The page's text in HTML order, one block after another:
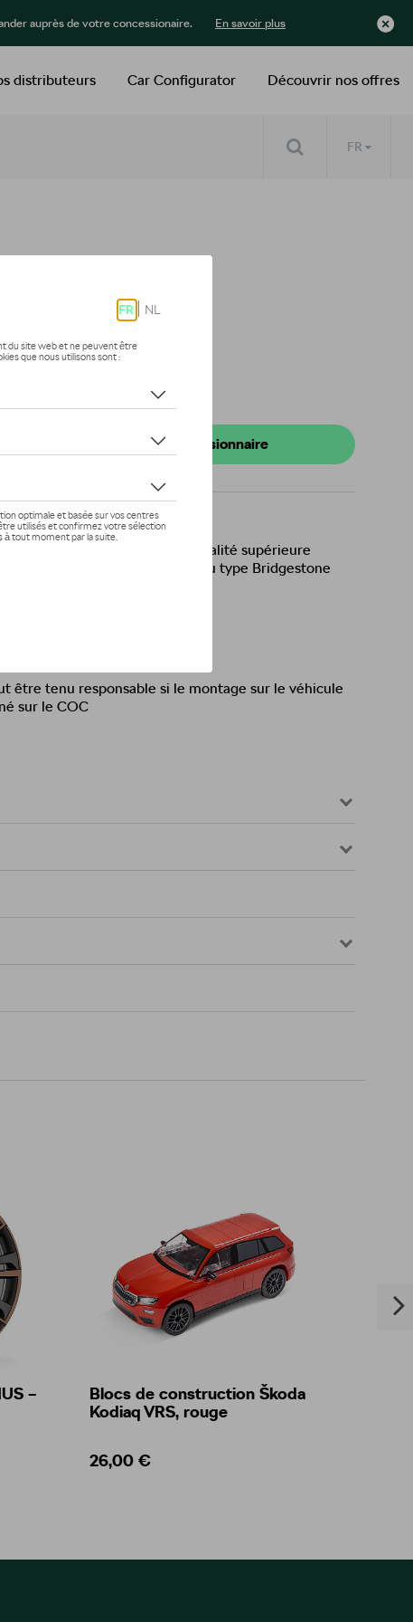
auprès de votre concessionaire. En savoir plus
Découvrir nos offres
Car Configurator
distributeurs
FR
de stock
auprès de votre concessionnaire
Skoda résistante et de qualité supérieure
performance de la marque et du type Bridgestone
être tenu responsable si le montage sur le véhicule
sur le COC
–
Blocs de construction Škoda
Kodiaq VRS, rouge
26,00 €